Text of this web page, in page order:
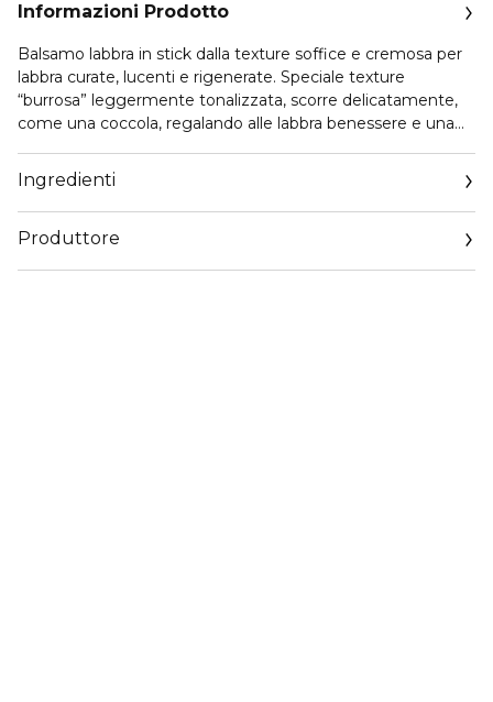
Informazioni Prodotto
Balsamo labbra in stick dalla texture soffice e cremosa per
labbra curate, lucenti e rigenerate. Speciale texture
“burrosa” leggermente tonalizzata, scorre delicatamente,
come una coccola, regalando alle labbra benessere e una
Protezione solare molto elevata contro raggi UVA e UVB
per proteggere le labbra sempre 365 giorni l’anno.
SPF50+
Ingredienti
Produttore